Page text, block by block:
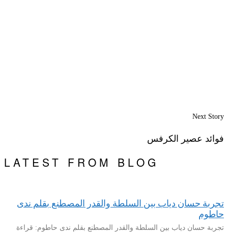
Next Story
فوائد ﻋﺼﻴﺮ ﺍﻟﻜﺮﻓﺲ
LATEST FROM BLOG
تجربة حسان دياب بين السلطة والقدر المصطنع بقلم ندى
حاطوم
تجربة حسان دياب بين السلطة والقدر المصطنع بقلم ندى حاطوم: قراءة